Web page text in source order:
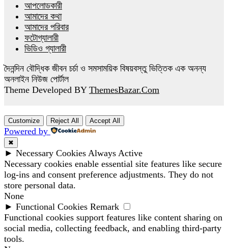
আপলোডকারী
আমাদের কথা
আমাদের পরিবার
ফটোগ্যালারী
ভিডিও গ্যালারী
দৈনন্দিন বৌদ্ধিক জীবন চর্চা ও সমসাময়িক বিষয়বস্তু ভিত্তিক এক অনন্য
অনলাইন নিউজ পোর্টাল
Theme Developed BY ThemesBazar.Com
Customize Reject All Accept All
Powered by
✖
► Necessary Cookies Always Active
Necessary cookies enable essential site features like secure
log-ins and consent preference adjustments. They do not
store personal data.
None
► Functional Cookies Remark
Functional cookies support features like content sharing on
social media, collecting feedback, and enabling third-party
tools.